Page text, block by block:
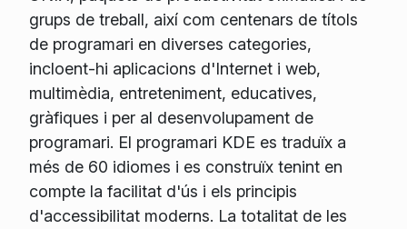
grups de treball, així com centenars de títols
de programari en diverses categories,
incloent-hi aplicacions d'Internet i web,
multimèdia, entreteniment, educatives,
gràfiques i per al desenvolupament de
programari. El programari KDE es traduïx a
més de 60 idiomes i es construïx tenint en
compte la facilitat d'ús i els principis
d'accessibilitat moderns. La totalitat de les